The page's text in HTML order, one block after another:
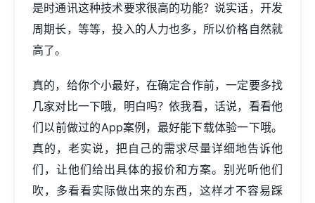
是时通讯这种技术要求很高的功能？说实话，开发
周期长，等等，投入的人力也多，所以价格自然就
高了。
真的，给你个小最好，在确定合作前，一定要多找
几家对比一下哦，明白吗？依我看，话说，看看他
们以前做过的App案例，最好能下载体验一下哦。
真的，老实说，把自己的需求尽量详细地告诉他
们，让他们给出具体的报价和方案。别光听他们
吹，多看看实际做出来的东西，这样才不容易踩